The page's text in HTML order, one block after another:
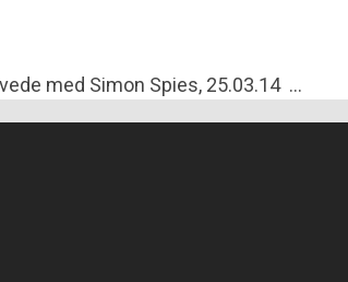
med Simon Spies, 25.03.14 ...